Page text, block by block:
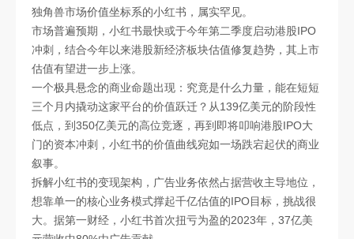
独角兽市场价值坐标系的小红书，属实罕见。
市场普遍预期，小红书最快或于今年第二季度启动港股IPO
冲刺，结合今年以来港股新经济板块估值修复趋势，其上市
估值有望进一步上涨。
一个极具悬念的商业命题出现：究竟是什么力量，能在短短
三个月内撬动这家平台的价值跃迁？从139亿美元的阶段性
低点，到350亿美元的高位竞逐，再到即将叩响港股IPO大
门的资本冲刺，小红书的价值曲线宛如一场跌宕起伏的商业
叙事。
拆解小红书的变现架构，广告业务依然占据营收主导地位，
想靠单一的核心业务模式撑起千亿估值的IPO目标，挑战很
大。据第一财经，小红书首次扭亏为盈的2023年，37亿美